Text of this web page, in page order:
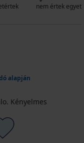
nem értek egyet
alapján
Kényelmes